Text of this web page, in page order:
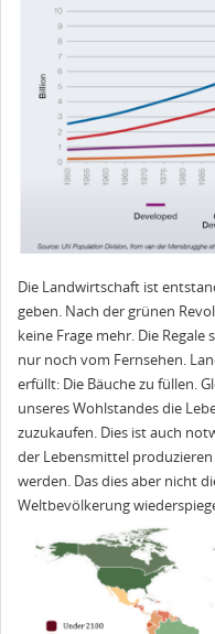
Die Landwirtschaft ist
geben. Nach der grünen
keine Frage mehr. Die
nur noch vom Fernsehen.
erfüllt: Die Bäuche zu füllen.
unseres Wohlstandes die
zuzukaufen. Dies ist auch
der Lebensmittel
werden. Das dies aber nicht
Weltbevölkerung